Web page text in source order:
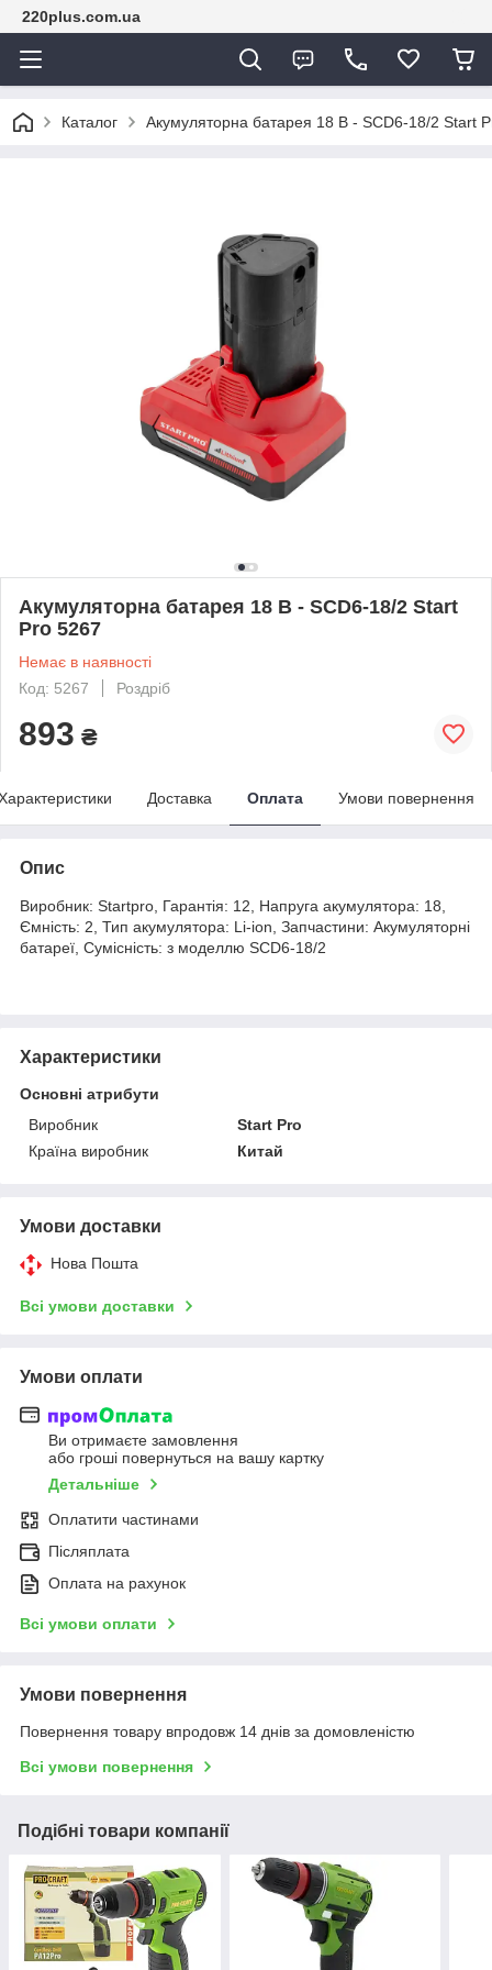
220plus.com.ua
Каталог Акумуляторна батарея 18 В - SCD6-18/2 Start
Акумуляторна батарея 18 В - SCD6-18/2 Start
Pro 5267
Немає в наявності
Код: 5267
Роздріб
893 ₴
Доставка Оплата Умови повернення
Опис
Виробник: Startpro, Гарантія: 12, Напруга акумулятора: 18,
Ємність: 2, Тип акумулятора: Li-ion, Запчастини: Акумуляторні
батареї, Сумісність: з моделлю SCD6-18/2
Характеристики
Основні атрибути
Виробник
Start Pro
Країна виробник
Китай
Умови доставки
Нова Пошта
Всі умови доставки
Умови оплати
Ви отримаєте замовлення
або гроші повернуться на вашу картку
Детальніше
Оплатити частинами
Післяплата
Оплата на рахунок
Всі умови оплати
Умови повернення
Повернення товару впродовж 14 днів за домовленістю
Всі умови повернення
Подібні товари компанії